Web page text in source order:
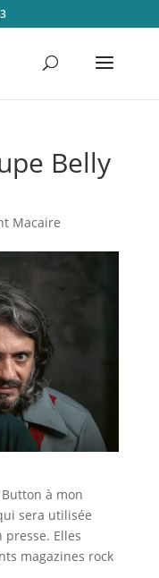
Belly
Macaire
à mon
sera utilisée
Elles
magazines rock